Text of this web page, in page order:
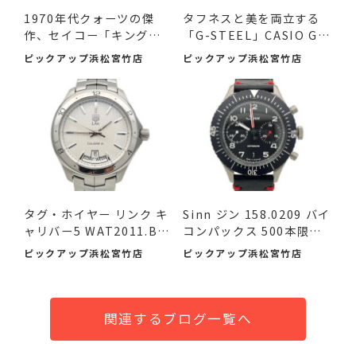
1970年代クォーツの傑
作、セイコー「キングク
ォー...
ピックアップ浜松宮竹店
タフネスと美を両立する
「G-STEEL」CASIO G-S
HOCK ...
ピックアップ浜松宮竹店
タグ・ホイヤー リンク キ
ャリバー5 WAT2011.BA
095...
ピックアップ浜松宮竹店
Sinn ジン 158.0209 バイ
コンパックス 500本限定
品...
ピックアップ浜松宮竹店
関連するブログ一覧へ